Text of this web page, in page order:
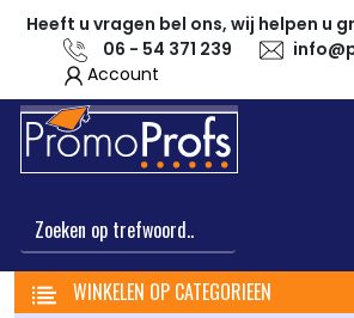
Heeft u vragen bel ons, wij helpen u
06 - 54 371 239
Account
WINKELEN OP CATEGORIEEN